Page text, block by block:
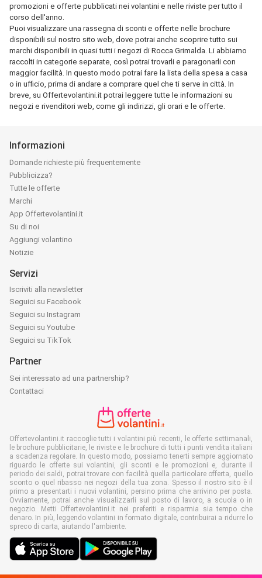
promozioni e offerte pubblicati nei volantini e nelle riviste per tutto il
corso dell'anno.
Puoi visualizzare una rassegna di sconti e offerte nelle brochure
disponibili sul nostro sito web, dove potrai anche scoprire tutto sui
marchi disponibili in quasi tutti i negozi di Rocca Grimalda. Li abbiamo
raccolti in categorie separate, così potrai trovarli e paragonarli con
maggior facilità. In questo modo potrai fare la lista della spesa a casa
o in ufficio, prima di andare a comprare quel che ti serve in città. In
breve, su Offertevolantini.it potrai leggere tutte le informazioni su
negozi e rivenditori web, come gli indirizzi, gli orari e le offerte.
Informazioni
Domande richieste più frequentemente
Pubblicizza?
Tutte le offerte
Marchi
App Offertevolantini.it
Su di noi
Aggiungi volantino
Notizie
Servizi
Iscriviti alla newsletter
Seguici su Facebook
Seguici su Instagram
Seguici su Youtube
Seguici su TikTok
Partner
Sei interessato ad una partnership?
Contattaci
Offertevolantini.it raccoglie tutti i volantini più recenti, le offerte settimanali,
le brochure pubblicitarie, le riviste e le brochure di tutti i punti vendita italiani
a scadenza regolare. In questo modo, possiamo tenerti sempre aggiornato
riguardo le offerte sui volantini, gli sconti e le promozioni e, durante il
periodo dei saldi, potrai trovare con facilità quella particolare offerta, quello
sconto o quel ribasso nei negozi della tua zona. Spesso il nostro sito è il
primo a presentarti i nuovi volantini, persino prima che arrivino per posta.
Ovviamente, potrai anche visualizzarli sul posto di lavoro, a scuola o in
negozio. Metti Offertevolantini.it nei preferiti e risparmia sia tempo che
denaro. In più, leggendo volantini in formato digitale, contribuirai a ridurre lo
spreco di carta, aiutando l'ambiente.